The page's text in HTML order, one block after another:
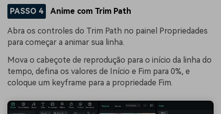
PASSO 4 Anime com Trim Path
Abra os controles do Trim Path no painel Propriedades
para começar a animar sua linha.
Mova o cabeçote de reprodução para o início da linha do
tempo, defina os valores de Início e Fim para 0%, e
coloque um keyframe para a propriedade Fim.